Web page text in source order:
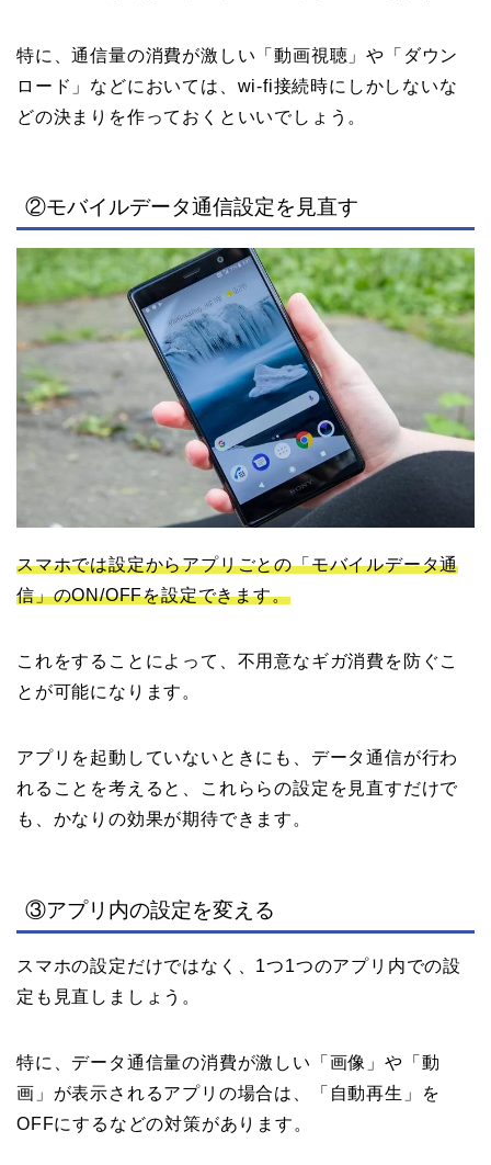
特に、通信量の消費が激しい「動画視聴」や「ダウン
ロード」などにおいては、wi-fi接続時にしかしないな
どの決まりを作っておくといいでしょう。
②モバイルデータ通信設定を見直す
スマホでは設定からアプリごとの「モバイルデータ通
信」のON/OFFを設定できます。
これをすることによって、不用意なギガ消費を防ぐこ
とが可能になります。
アプリを起動していないときにも、データ通信が行わ
れることを考えると、これららの設定を見直すだけで
も、かなりの効果が期待できます。
③アプリ内の設定を変える
スマホの設定だけではなく、1つ1つのアプリ内での設
定も見直しましょう。
特に、データ通信量の消費が激しい「画像」や「動
画」が表示されるアプリの場合は、「自動再生」を
OFFにするなどの対策があります。